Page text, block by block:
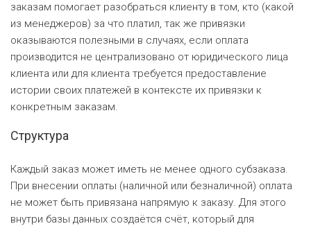
заказам помогает разобраться клиенту в том, кто (какой
из менеджеров) за что платил, так же привязки
оказываются полезными в случаях, если оплата
производится не централизовано от юридического лица
клиента или для клиента требуется предоставление
истории своих платежей в контексте их привязки к
конкретным заказам.
Структура
Каждый заказ может иметь не менее одного субзаказа.
При внесении оплаты (наличной или безналичной) оплата
не может быть привязана напрямую к заказу. Для этого
внутри базы данных создаётся счёт, который для